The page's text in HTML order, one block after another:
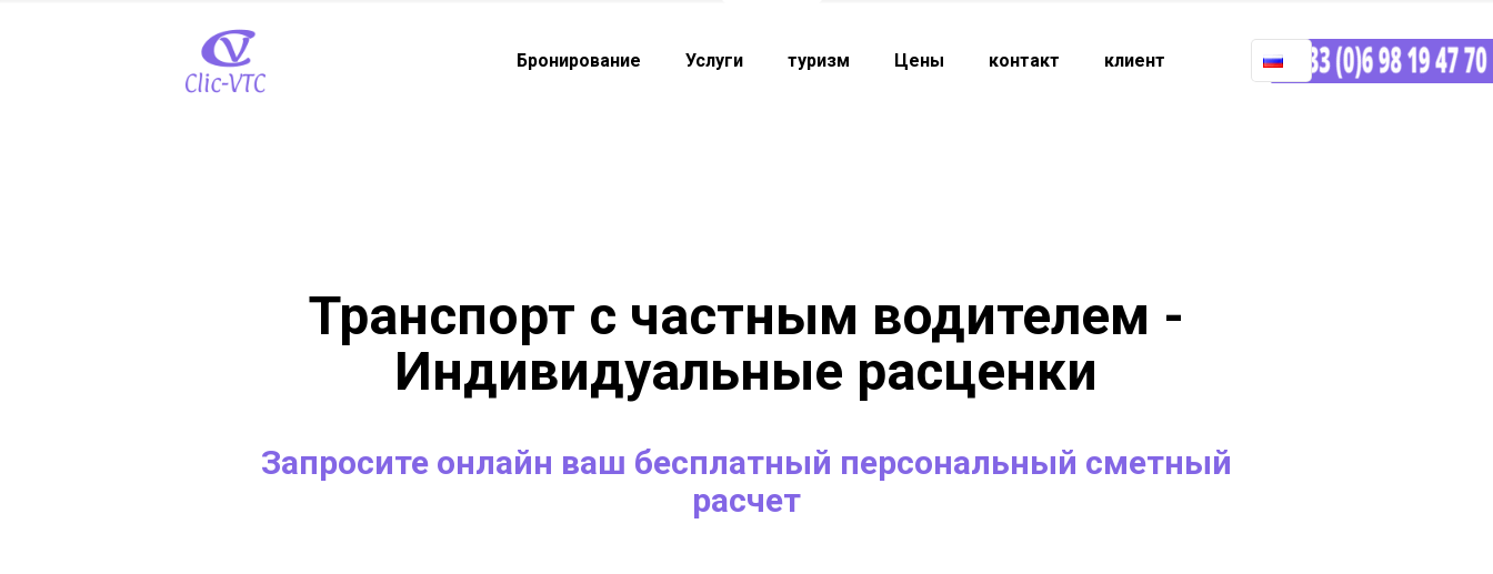
Бронирование Услуги туризм Цены контакт клиент
Транспорт с частным водителем -
Индивидуальные расценки
Запросите онлайн ваш бесплатный персональный сметный
расчет